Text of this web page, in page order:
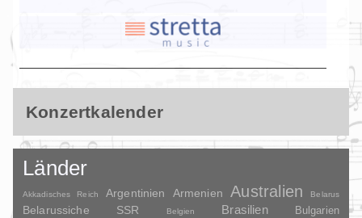
Konzertkalender
Länder
Akkadisches Reich Argentinien Armenien Australien Belarus
Belarussiche SSR Belgien Brasilien Bulgarien